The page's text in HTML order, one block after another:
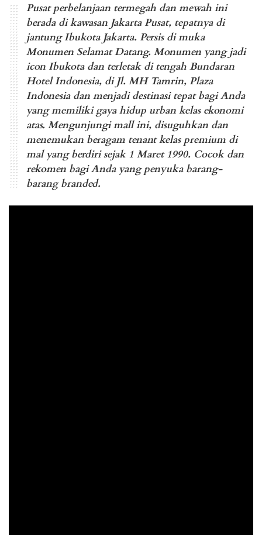
Pusat perbelanjaan termegah dan mewah ini
berada di kawasan Jakarta Pusat, tepatnya di
jantung Ibukota Jakarta. Persis di muka
Monumen Selamat Datang. Monumen yang jadi
icon Ibukota dan terletak di tengah Bundaran
Hotel Indonesia, di Jl. MH Tamrin, Plaza
Indonesia dan menjadi destinasi tepat bagi Anda
yang memiliki gaya hidup urban kelas ekonomi
atas. Mengunjungi mall ini, disuguhkan dan
menemukan beragam tenant kelas premium di
mal yang berdiri sejak 1 Maret 1990. Cocok dan
rekomen bagi Anda yang penyuka barang-
barang branded.